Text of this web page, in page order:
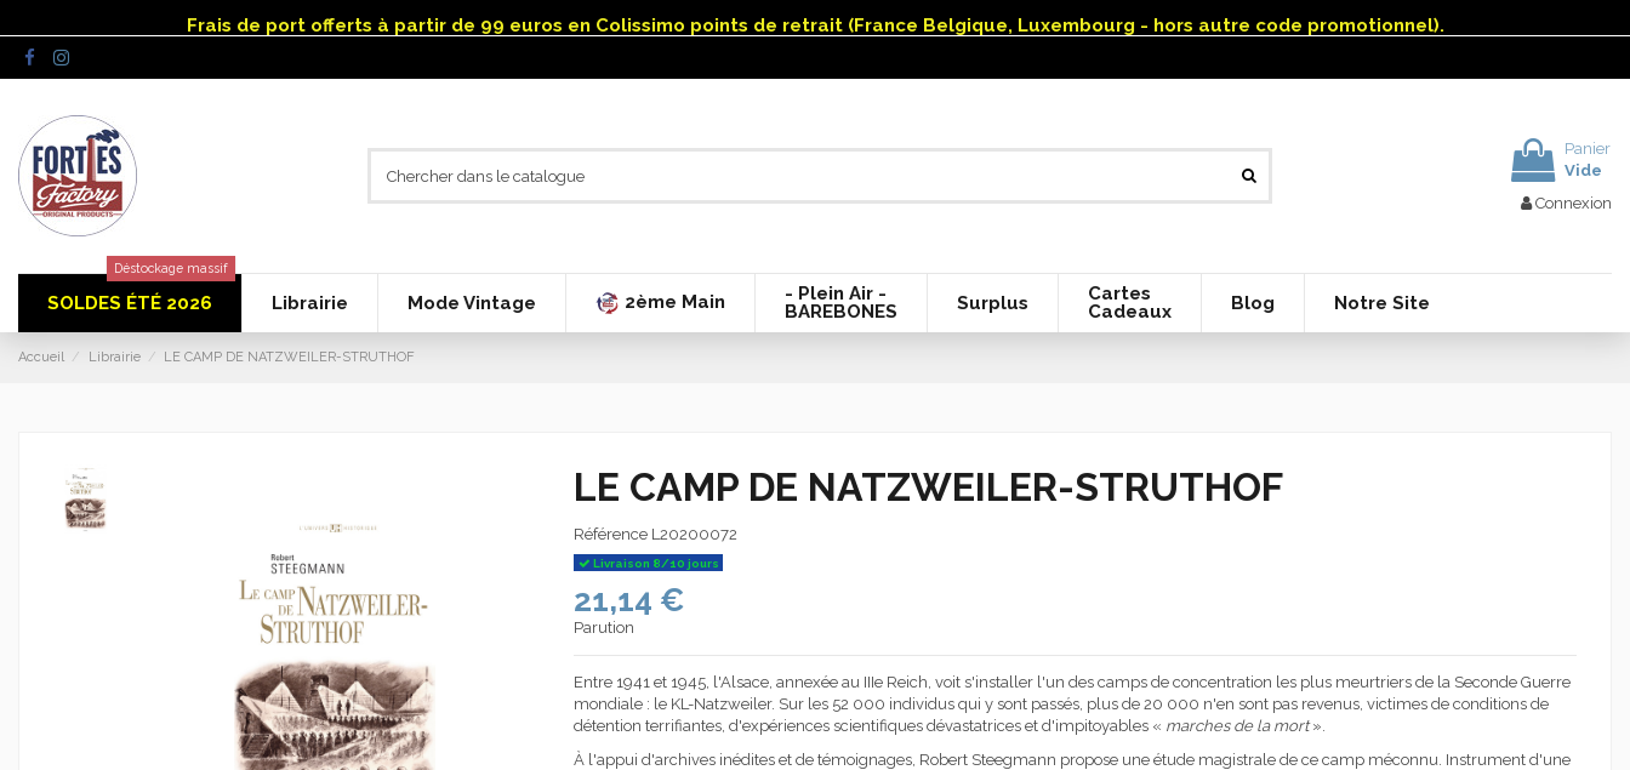
Frais de port offerts à partir de 99 euros en Colissimo points de retrait (France Belgique, Luxembourg - hors autre code promotionnel).
Panier
Vide
Connexion
SOLDES ÉTÉ 2026
Déstockage massif
Librairie Mode Vintage 2ème Main
- Plein Air -
BAREBONES
Surplus
Cartes
Cadeaux
Blog Notre Site
Accueil Librairie LE CAMP DE NATZWEILER-STRUTHOF
LE CAMP DE NATZWEILER-STRUTHOF
Référence L20200072
Livraison 8/10 jours
21,14 €
Parution
Entre 1941 et 1945, l'Alsace, annexée au IIIe Reich, voit s'installer l'un des camps de concentration les plus meurtriers de la Seconde Guerre
mondiale : le KL-Natzweiler. Sur les 52 000 individus qui y sont passés, plus de 20 000 n'en sont pas revenus, victimes de conditions de
détention terrifiantes, d'expériences scientifiques dévastatrices et d'impitoyables « marches de la mort».
À l'appui d'archives inédites et de témoignages, Robert Steegmann propose une étude magistrale de ce camp méconnu. Instrument d'une